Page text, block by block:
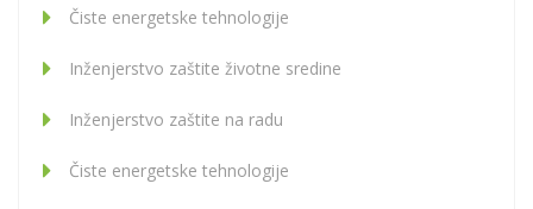
Čiste energetske tehnologije
Inženjerstvo zaštite životne sredine
Inženjerstvo zaštite na radu
Čiste energetske tehnologije